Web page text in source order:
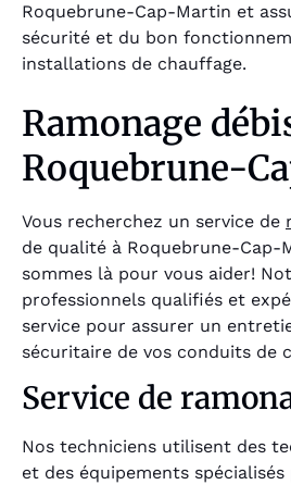
Roquebrune-Cap-Martin et
sécurité et du bon
installations de chauffage.
Ramonage
Roquebrune-
Vous recherchez un service de
de qualité à Roquebrune-Cap-
sommes là pour vous aider!
professionnels qualifiés et
service pour assurer un
sécuritaire de vos conduits de
Service de
Nos techniciens utilisent des
et des équipements